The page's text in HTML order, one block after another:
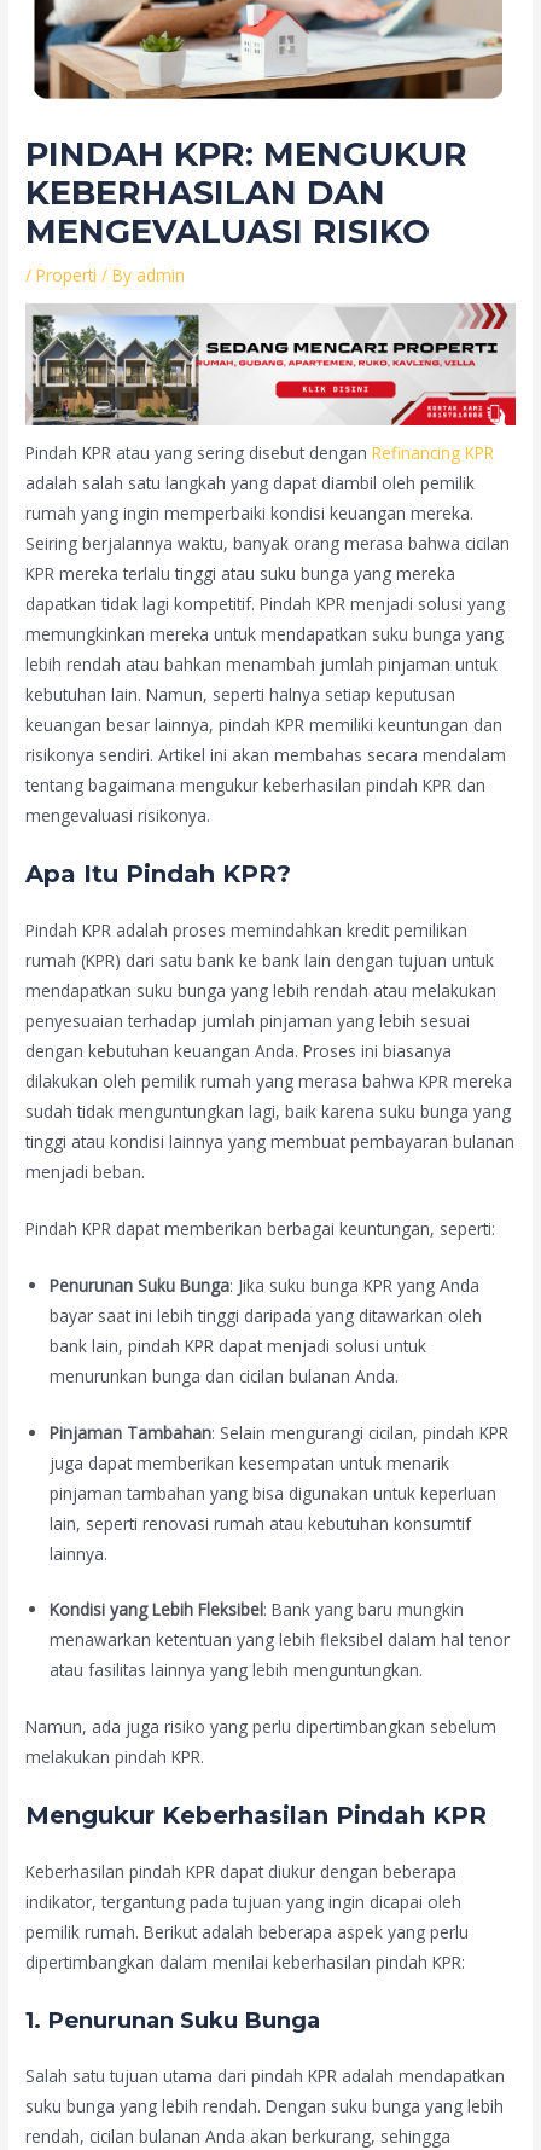
PINDAH KPR: MENGUKUR
KEBERHASILAN DAN
MENGEVALUASI RISIKO
/Properti / By admin
Pindah KPR atau yang sering disebut denganRefinancing KPR
adalah salah satu langkah yang dapat diambil oleh pemilik
rumah yang ingin memperbaiki kondisi keuangan mereka.
Seiring berjalannya waktu, banyak orang merasa bahwa cicilan
KPR mereka terlalu tinggi atau suku bunga yang mereka
dapatkan tidak lagi kompetitif. Pindah KPR menjadi solusi yang
memungkinkan mereka untuk mendapatkan suku bunga yang
lebih rendah atau bahkan menambah jumlah pinjaman untuk
kebutuhan lain. Namun, seperti halnya setiap keputusan
keuangan besar lainnya, pindah KPR memiliki keuntungan dan
risikonya sendiri. Artikel ini akan membahas secara mendalam
tentang bagaimana mengukur keberhasilan pindah KPR dan
mengevaluasi risikonya.
Apa Itu Pindah KPR?
Pindah KPR adalah proses memindahkan kredit pemilikan
rumah (KPR) dari satu bank ke bank lain dengan tujuan untuk
mendapatkan suku bunga yang lebih rendah atau melakukan
penyesuaian terhadap jumlah pinjaman yang lebih sesuai
dengan kebutuhan keuangan Anda. Proses ini biasanya
dilakukan oleh pemilik rumah yang merasa bahwa KPR mereka
sudah tidak menguntungkan lagi, baik karena suku bunga yang
tinggi atau kondisi lainnya yang membuat pembayaran bulanan
menjadi beban.
Pindah KPR dapat memberikan berbagai keuntungan, seperti:
Penurunan Suku Bunga: Jika suku bunga KPR yang Anda
bayar saat ini lebih tinggi daripada yang ditawarkan oleh
bank lain, pindah KPR dapat menjadi solusi untuk
menurunkan bunga dan cicilan bulanan Anda.
Pinjaman Tambahan: Selain mengurangi cicilan, pindah KPR
juga dapat memberikan kesempatan untuk menarik
pinjaman tambahan yang bisa digunakan untuk keperluan
lain, seperti renovasi rumah atau kebutuhan konsumtif
lainnya.
Kondisi yang Lebih Fleksibel: Bank yang baru mungkin
menawarkan ketentuan yang lebih fleksibel dalam hal tenor
atau fasilitas lainnya yang lebih menguntungkan.
Namun, ada juga risiko yang perlu dipertimbangkan sebelum
melakukan pindah KPR.
Mengukur Keberhasilan Pindah KPR
Keberhasilan pindah KPR dapat diukur dengan beberapa
indikator, tergantung pada tujuan yang ingin dicapai oleh
pemilik rumah. Berikut adalah beberapa aspek yang perlu
dipertimbangkan dalam menilai keberhasilan pindah KPR:
1. Penurunan Suku Bunga
Salah satu tujuan utama dari pindah KPR adalah mendapatkan
suku bunga yang lebih rendah. Dengan suku bunga yang lebih
rendah, cicilan bulanan Anda akan berkurang, sehingga